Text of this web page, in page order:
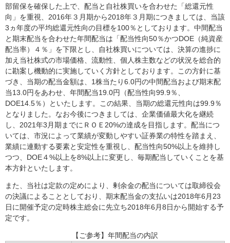
部留保を確保した上で、配当と自社株買いを合わせた「総還元性
向」を重視、2016年３月期から2018年３月期につきましては、当該
3ヵ年度の平均総還元性向の目標を100％としております。中間配当
と期末配当を合わせた年間配当は「配当性向50％かつDOE（純資産
配当率）４％」を下限とし、自社株買いについては、決算の進捗に
加え当社株式の市場価格、流動性、個人株主数などの状況を総合的
に勘案し機動的に実施していく方針としております。この方針に基
づき、当期の配当金額は、1株当たり6.0円の中間配当および期末配
当13.0円をあわせ、年間配当19.0円（配当性向99.9％、
DOE14.5％）といたします。この結果、当期の総還元性向は99.9％
となりました。なお今後につきましては、企業価値最大化を継続
し、2021年3月期までにＲＯＥ20%の達成を目指します。配当につ
いては、市況によって業績が変動しやすい証券業の特性を踏まえ、
業績に連動する要素と安定性を重視し、配当性向50%以上を維持し
つつ、DOE４%以上を8%以上に変更し、毎期配当していくことを基
本方針といたします。
また、当社は定款の定めにより、剰余金の配当については取締役会
の決議によることとしており、期末配当金の支払いは2018年6月23
日に開催予定の定時株主総会に先立ち2018年6月8日から開始する予
定です。
【ご参考】年間配当の内訳